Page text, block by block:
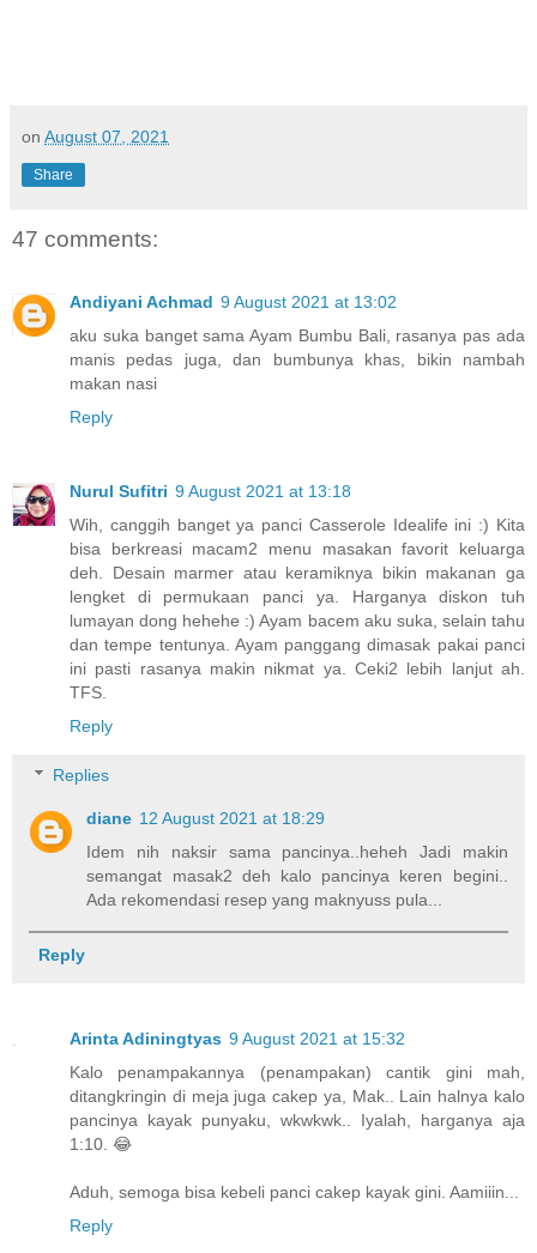
on August 07, 2021
Share
47 comments:
Andiyani Achmad 9 August 2021 at 13:02
aku suka banget sama Ayam Bumbu Bali, rasanya pas ada
manis pedas juga, dan bumbunya khas, bikin nambah
makan nasi
Reply
Nurul Sufitri 9 August 2021 at 13:18
Wih, canggih banget ya panci Casserole Idealife ini :) Kita
bisa berkreasi macam2 menu masakan favorit keluarga
deh. Desain marmer atau keramiknya bikin makanan ga
lengket di permukaan panci ya. Harganya diskon tuh
lumayan dong hehehe :) Ayam bacem aku suka, selain tahu
dan tempe tentunya. Ayam panggang dimasak pakai panci
ini pasti rasanya makin nikmat ya. Ceki2 lebih lanjut ah.
TFS.
Reply
Replies
diane 12 August 2021 at 18:29
Idem nih naksir sama pancinya..heheh Jadi makin
semangat masak2 deh kalo pancinya keren begini..
Ada rekomendasi resep yang maknyuss pula...
Reply
Arinta Adiningtyas 9 August 2021 at 15:32
Kalo penampakannya (penampakan) cantik gini mah,
ditangkringin di meja juga cakep ya, Mak.. Lain halnya kalo
pancinya kayak punyaku, wkwkwk.. Iyalah, harganya aja
1:10. 😂
Aduh, semoga bisa kebeli panci cakep kayak gini. Aamiiin...
Reply